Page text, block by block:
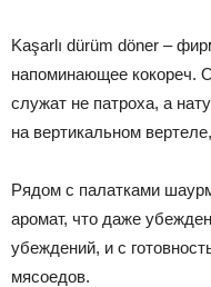
Kaşarlı dürüm döner –
напоминающее кокореч.
служат не патроха, а
на вертикальном
Рядом с палатками
аромат, что даже
убеждений, и с
мясоедов.